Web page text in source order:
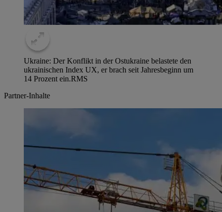
Ukraine: Der Konflikt in der Ostukraine belastete den
ukrainischen Index UX, er brach seit Jahresbeginn um
14 Prozent ein.RMS
Partner-Inhalte